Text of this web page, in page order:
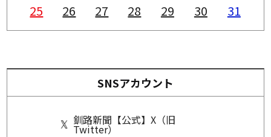
25
26 27 28 29 30 31
SNSアカウント
釧路新聞【公式】X（旧
Twitter）